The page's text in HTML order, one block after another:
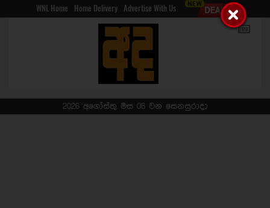
WNL Home Home Delivery Advertise With Us
2026 අගෝස්තු මස 08 වන සෙනසුරාදා